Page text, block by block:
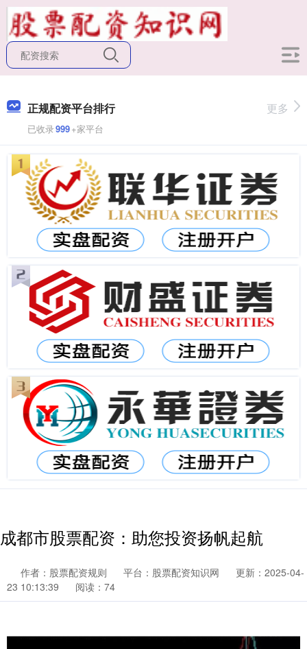
正规配资平台排行
已收录999+家平台
更多
成都市股票配资：助您投资扬帆起航
作者：股票配资规则 平台：股票配资知识网
更新：2025-04-
23 10:13:39
阅读：74